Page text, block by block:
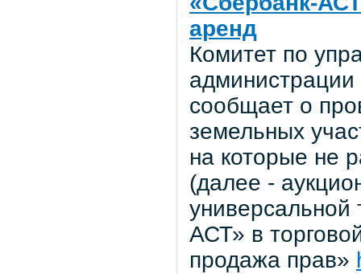
аренд
Комитет по
администрации
сообщает о
земельных
на которые не
(далее -
АСТ» в
продажа прав»